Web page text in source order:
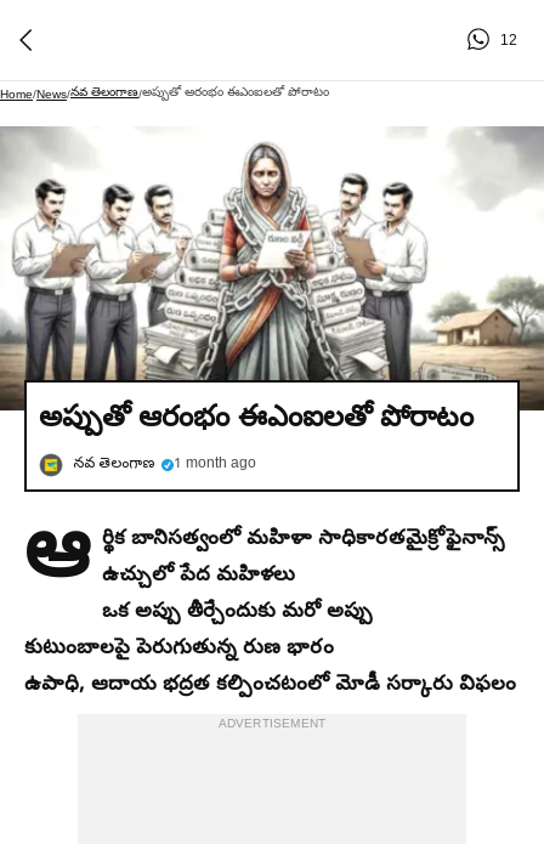
12
Home/News/నవ తెలంగాణ/అప్పుతో ఆరంభం ఈఎంఐలతో పోరాటం
అప్పుతో ఆరంభం ఈఎంఐలతో పోరాటం
నవ తెలంగాణ 1 month ago
ఆ ర్థిక బానిసత్వంలో మహిళా సాధికారతమైక్రోఫైనాన్స్
ఉచ్చులో పేద మహిళలు
ఒక అప్పు తీర్చేందుకు మరో అప్పు
కుటుంబాలపై పెరుగుతున్న రుణ భారం
ఉపాధి, ఆదాయ భద్రత కల్పించటంలో మోడీ సర్కారు విఫలం
ADVERTISEMENT